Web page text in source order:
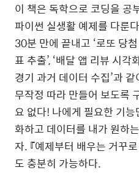
이 책은 독학으로 코딩을 공
파이썬 실생활 예제를 다룬다
30분 만에 끝내고 ‘로또 당
표 추출’, ‘배달 앱 리뷰 시각
경기 과거 데이터 수집’과 같
무작정 따라 만들어 보도록
요 없다! 나에게 필요한 기능
화하고 데이터를 내가 원하
자. 『예제부터 배우는 거꾸
도 충분히 가능하다.